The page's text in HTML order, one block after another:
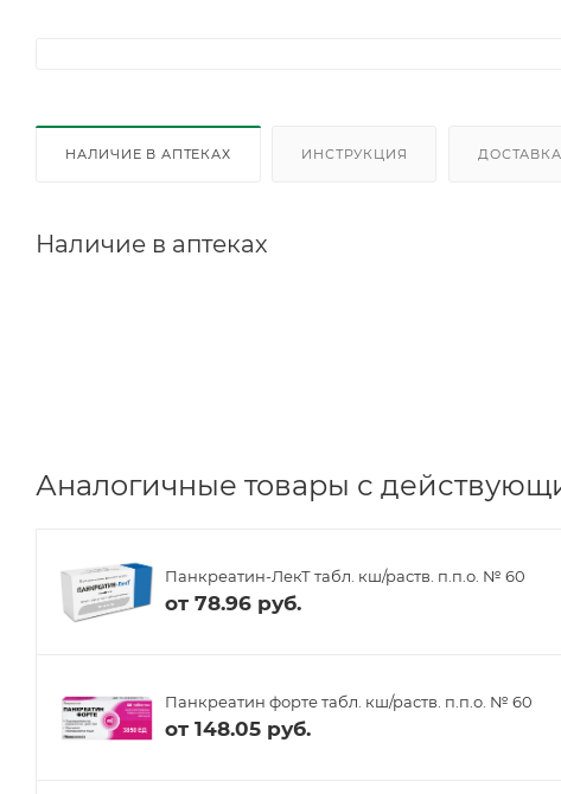
НАЛИЧИЕ В АПТЕКАХ ИНСТРУКЦИЯ
Наличие в аптеках
Аналогичные товары с
Панкреатин-ЛекТ табл. кш/раств. п.п.о. № 60
от 78.96 руб.
Панкреатин форте табл. кш/раств. п.п.о. № 60
от 148.05 руб.